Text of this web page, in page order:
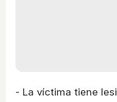
- La víctima tiene